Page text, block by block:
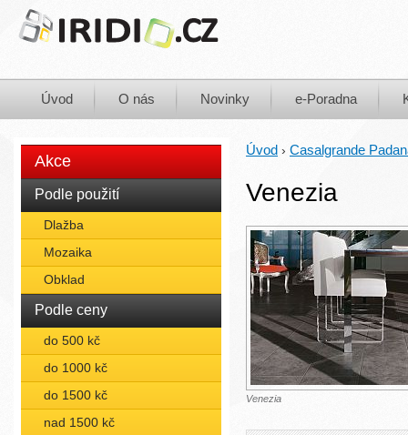
Úvod O nás Novinky e-Poradna
Akce
Podle použití
Dlažba
Mozaika
Obklad
Podle ceny
do 500 kč
do 1000 kč
do 1500 kč
nad 1500 kč
Úvod › Casalgrande
Venezia
Venezia